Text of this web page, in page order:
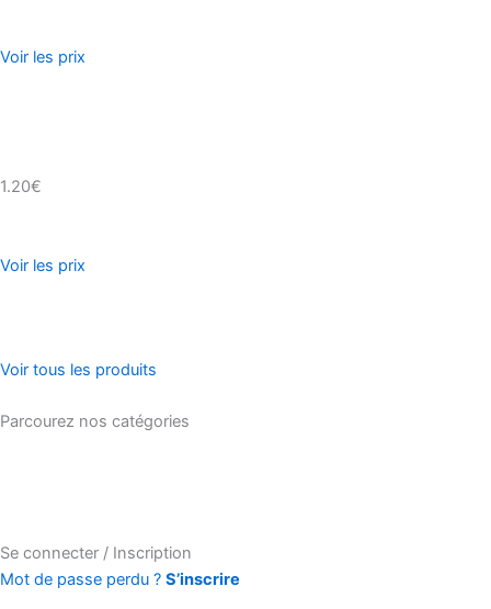
Voir les prix
1.20€
Voir les prix
Voir tous les produits
Parcourez nos catégories
Se connecter / Inscription
Mot de passe perdu ? S’inscrire